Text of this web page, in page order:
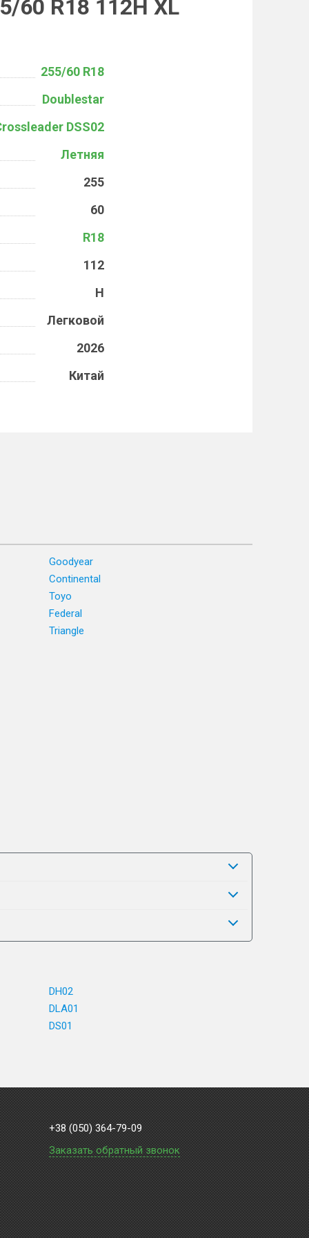
60 R18 112H XL
255/60 R18
Doublestar
DSS02
Летняя
255
60
R18
112
H
Легковой
2026
Китай
Goodyear
Continental
Toyo
Federal
Triangle
DH02
DLA01
DS01
+38 (050) 364-79-09
Заказать обратный звонок